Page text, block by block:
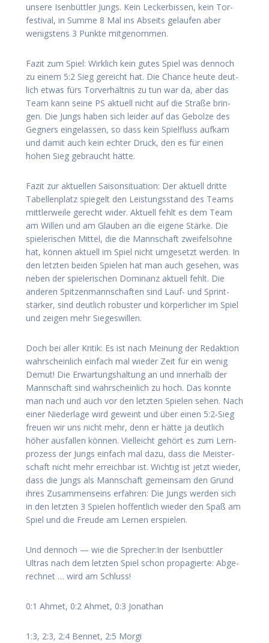
unse­re Isen­bütt­ler Jungs. Kein Lecker­bis­sen, kein Tor­
fes­ti­val, in Sum­me 8 Mal ins Abseits gelau­fen aber
wenigs­tens 3 Punk­te mitgenommen.
Fazit zum Spiel: Wirk­lich kein gutes Spiel was den­noch
zu einem 5:2 Sieg gereicht hat. Die Chan­ce heu­te deut­
lich etwas fürs Tor­ver­hält­nis zu tun war da, aber das
Team kann sei­ne PS aktu­ell nicht auf die Stra­ße brin­
gen. Die Jungs haben sich lei­der auf das Gebol­ze des
Geg­ners ein­ge­las­sen, so dass kein Spiel­fluss auf­kam
und damit auch kein ech­ter Druck, den es für einen
hohen Sieg gebraucht hätte.
Fazit zur aktu­el­len Sai­son­si­tua­ti­on: Der aktu­ell drit­te
Tabel­len­platz spie­gelt den Leis­tungs­stand des Teams
mitt­ler­wei­le gerecht wider. Aktu­ell fehlt es dem Team
am Wil­len und am Glau­ben an die eige­ne Stär­ke. Die
spie­le­ri­schen Mit­tel, die die Mann­schaft zwei­fels­oh­ne
hat, kön­nen aktu­ell im Spiel nicht umge­setzt wer­den. In
den letz­ten bei­den Spie­len hat man auch gese­hen, was
neben der spie­le­ri­schen Domi­nanz aktu­ell fehlt. Die
ande­ren Spit­zen­mann­schaf­ten sind Lauf- und Sprint­
stär­ker, sind deut­lich robus­ter und kör­per­li­cher im Spiel
und zei­gen mehr Siegeswillen.
Doch bei aller Kri­tik: Es ist nach Mei­nung der Redak­ti­on
wahr­schein­lich ein­fach mal wie­der Zeit für ein wenig
Demut! Die Erwar­tungs­hal­tung an und inner­halb der
Mann­schaft sind wahr­schein­lich zu hoch. Das konn­te
man nach und auch vor den letz­ten Spie­len sehen. Nach
einer Nie­der­la­ge wird geweint und über einen 5:2‑Sieg
freu­en wir uns nicht mehr, denn er hät­te ja deut­lich
höher aus­fal­len kön­nen. Viel­leicht gehört es zum Lern­
pro­zess der Jungs ein­fach mal dazu, dass die Meis­ter­
schaft nicht mehr erreich­bar ist. Wich­tig ist jetzt wie­der,
dass die Jungs als Mann­schaft gemein­sam den Grund
ihres Zusam­men­seins erfah­ren: Die Jungs wer­den sich
in den letz­ten 3 Spie­len hof­fent­lich wie­der den Spaß am
Spiel und die Freu­de am Ler­nen erspielen.
Und den­noch — wie die Sprecher:In der Isen­bütt­ler
Ultras nach dem letz­ten Spiel schon pro­pa­gier­te: Abge­
rech­net … wird am Schluss!
0:1 Ahmet, 0:2 Ahmet, 0:3 Jonathan
1:3, 2:3, 2:4 Ben­net, 2:5 Morgi